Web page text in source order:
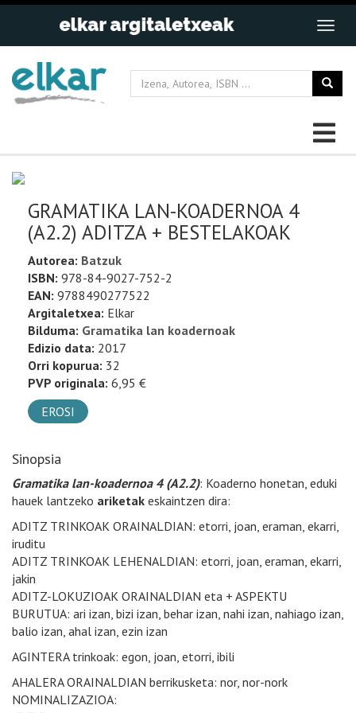
GRAMATIKA LAN-KOADERNOA 4
(A2.2) ADITZA + BESTELAKOAK
Autorea: Batzuk
ISBN: 978-84-9027-752-2
EAN: 9788490277522
Argitaletxea: Elkar
Bilduma: Gramatika lan koadernoak
Edizio data: 2017
Orri kopurua: 32
PVP originala: 6,95 €
EROSI
Sinopsia
Gramatika lan-koadernoa 4 (A2.2): Koaderno honetan, eduki
hauek lantzeko ariketak eskaintzen dira:
ADITZ TRINKOAK ORAINALDIAN: etorri, joan, eraman, ekarri,
iruditu
ADITZ TRINKOAK LEHENALDIAN: etorri, joan, eraman, ekarri,
jakin
ADITZ-LOKUZIOAK ORAINALDIAN eta + ASPEKTU
BURUTUA: ari izan, bizi izan, behar izan, nahi izan, nahiago izan,
balio izan, ahal izan, ezin izan
AGINTERA trinkoak: egon, joan, etorri, ibili
AHALERA ORAINALDIAN berrikusketa: nor, nor-nork
NOMINALIZAZIOA: